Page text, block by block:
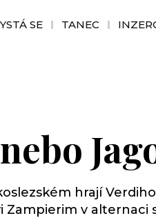
SE TANEC
hrají
v